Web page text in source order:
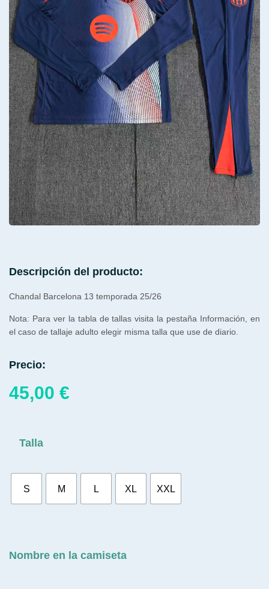
Descripción del producto:
Chandal Barcelona 13 temporada 25/26
Nota: Para ver la tabla de tallas visita la pestaña Información, en
el caso de tallaje adulto elegir misma talla que use de diario.
Precio:
45,00 €
Talla
S M L XL XXL
Nombre en la camiseta